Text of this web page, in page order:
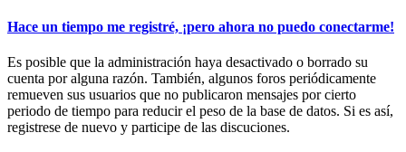
Hace un tiempo me registré, ¡pero ahora no puedo conectarme!
Es posible que la administración haya desactivado o borrado su
cuenta por alguna razón. También, algunos foros periódicamente
remueven sus usuarios que no publicaron mensajes por cierto
periodo de tiempo para reducir el peso de la base de datos. Si es así,
registrese de nuevo y participe de las discuciones.